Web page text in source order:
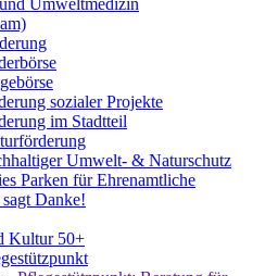
Umweltmedizin
sozialer Projekte
im Stadtteil
Umwelt- & Naturschutz
Parken für Ehrenamtliche
Danke!
Kultur 50+